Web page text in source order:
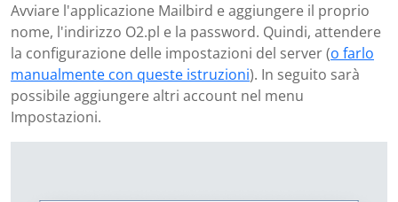
Avviare l'applicazione Mailbird e aggiungere il proprio
nome, l'indirizzo O2.pl e la password. Quindi, attendere
la configurazione delle impostazioni del server (o farlo
manualmente con queste istruzioni). In seguito sarà
possibile aggiungere altri account nel menu
Impostazioni.